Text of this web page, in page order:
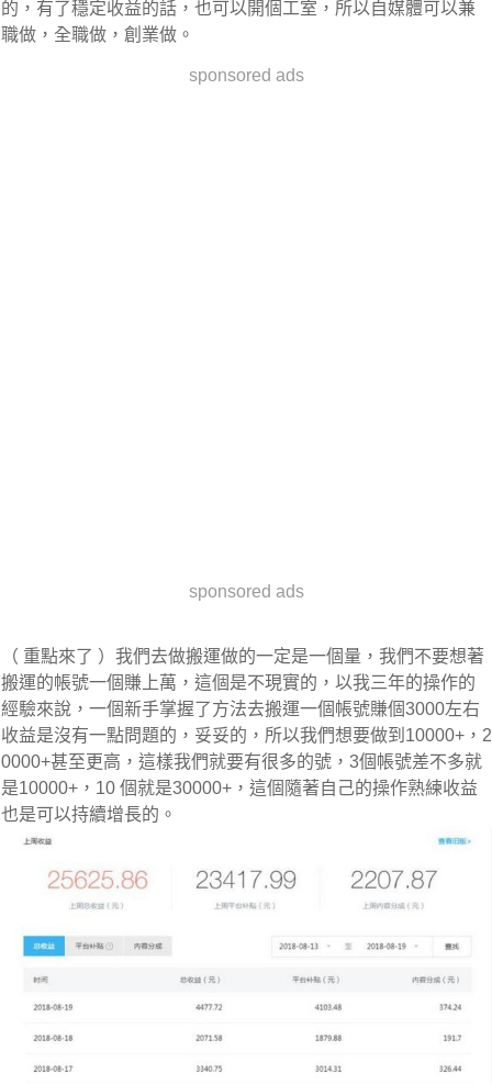
的，有了穩定收益的話，也可以開個工室，所以自媒體可以兼
職做，全職做，創業做。
sponsored ads
sponsored ads
（ 重點來了 ）我們去做搬運做的一定是一個量，我們不要想著
搬運的帳號一個賺上萬，這個是不現實的，以我三年的操作的
經驗來說，一個新手掌握了方法去搬運一個帳號賺個3000左右
收益是沒有一點問題的，妥妥的，所以我們想要做到10000+，2
0000+甚至更高，這樣我們就要有很多的號，3個帳號差不多就
是10000+，10 個就是30000+，這個隨著自己的操作熟練收益
也是可以持續增長的。